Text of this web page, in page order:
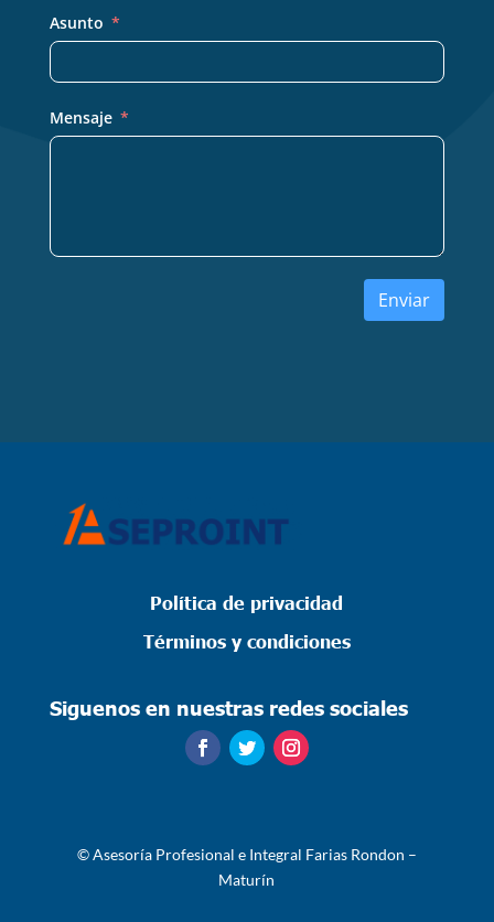
Asunto
Mensaje
Enviar
Política de privacidad
Términosy condiciones
Siguenos en nuestras redes sociales
©Asesoría Profesional e Integral Farias Rondon –
Maturín